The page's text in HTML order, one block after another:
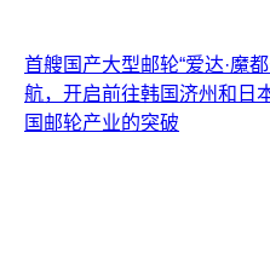
首艘国产大型邮轮“爱达·魔
航，开启前往韩国济州和日
国邮轮产业的突破